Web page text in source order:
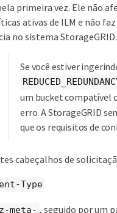
primeira vez. Ele não
ativas de ILM e não
no sistema StorageGRID.
Se você estiver
um bucket compatível
erro. A StorageGRID
que os requisitos de
cabeçalhos de
Type
meta- , seguido por um